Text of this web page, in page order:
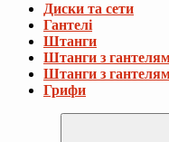
Диски та сети
Гантелі
Штанги
Штанги з
Штанги з
Грифи